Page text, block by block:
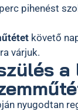
pihenést
követő
várjuk.
a
nyugodtan